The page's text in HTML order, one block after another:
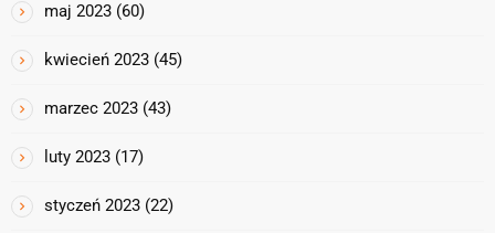
maj 2023 (60)
kwiecień 2023 (45)
marzec 2023 (43)
luty 2023 (17)
styczeń 2023 (22)